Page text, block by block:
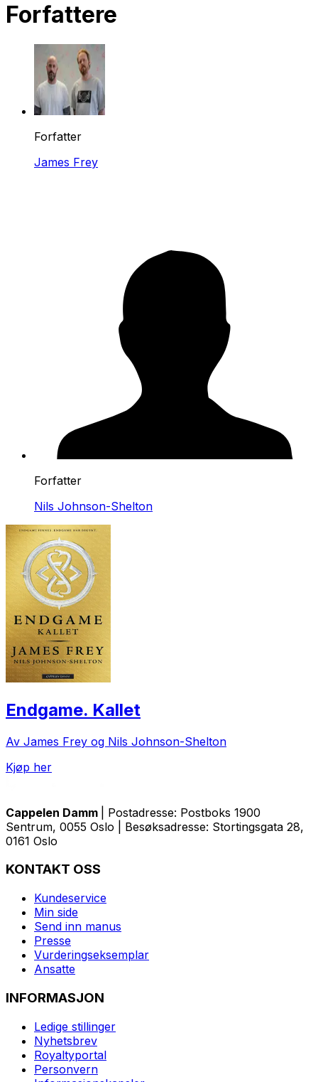
Forfattere
Forfatter
James Frey
Forfatter
Nils Johnson-Shelton
Endgame. Kallet
Av James Frey og Nils Johnson-Shelton
Kjøp her
Cappelen Damm
| Postadresse: Postboks 1900
Sentrum, 0055 Oslo | Besøksadresse: Stortingsgata 28,
0161 Oslo
KONTAKT OSS
Kundeservice
Min side
Send inn manus
Presse
Vurderingseksemplar
Ansatte
INFORMASJON
Ledige stillinger
Nyhetsbrev
Royaltyportal
Personvern